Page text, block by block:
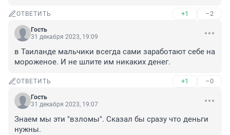
ОТВЕТИТЬ +1 –2
Гость
31 декабря 2023, 19:09
в Таиланде мальчики всегда сами заработают себе на
мороженое. И не шлите им никаких денег.
ОТВЕТИТЬ +1 –0
Гость
31 декабря 2023, 19:07
Знаем мы эти "взломы". Сказал бы сразу что деньги
нужны.